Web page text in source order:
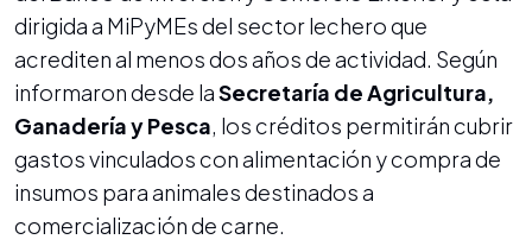
dirigida a MiPyMEs del sector lechero que
acrediten al menos dos años de actividad. Según
informaron desde laSecretaría de Agricultura,
Ganadería y Pesca, los créditos permitirán cubrir
gastos vinculados con alimentación y compra de
insumos para animales destinados a
comercialización de carne.